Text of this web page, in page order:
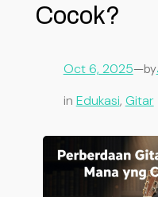
Cocok?
Oct 6, 2025—by
in Edukasi, Gitar